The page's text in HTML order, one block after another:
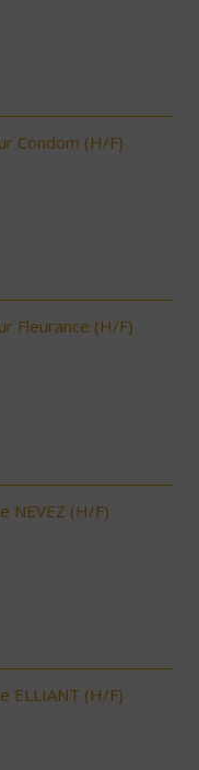
Condom (H/F)
Fleurance (H/F)
NEVEZ (H/F)
ELLIANT (H/F)